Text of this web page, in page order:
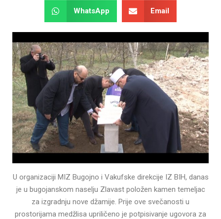
WhatsApp Email
U organizaciji MIZ Bugojno i Vakufske direkcije IZ BIH, danas
je u bugojanskom naselju Zlavast položen kamen temeljac
za izgradnju nove džamije. Prije ove svečanosti u
prostorijama medžlisa upriličeno je potpisivanje ugovora za